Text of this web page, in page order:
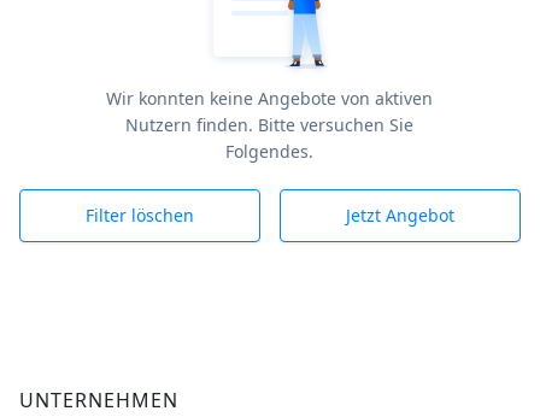
Wir konnten keine Angebote von aktiven
Nutzern finden. Bitte versuchen Sie
Folgendes.
Filter löschen Jetzt Angebot
UNTERNEHMEN